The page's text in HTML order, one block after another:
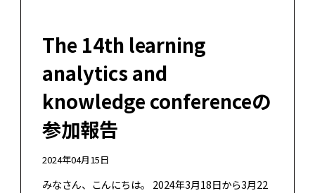
The 14th learning
analytics and
knowledge conferenceの
参加報告
2024年04月15日
みなさん、こんにちは。 2024年3月18日から3月22